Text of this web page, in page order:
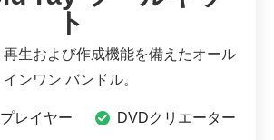
ト
生および作成機能を備えたオール
インワン バンドル。
レイヤー
DVDクリエーター